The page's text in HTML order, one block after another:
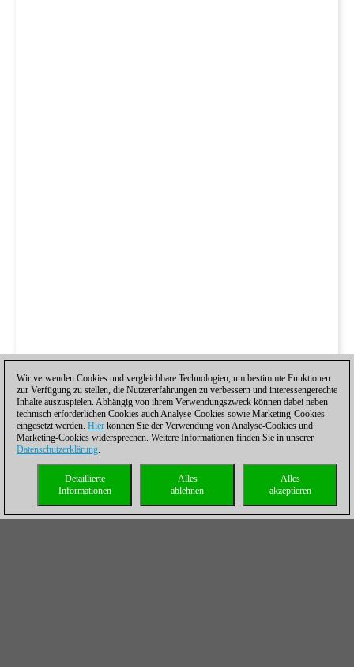
Wir verwenden Cookies und vergleichbare Technologien, um bestimmte Funktionen
zur Verfügung zu stellen, die Nutzererfahrungen zu verbessern und interessengerechte
Inhalte auszuspielen. Abhängig von ihrem Verwendungszweck können dabei neben
technisch erforderlichen Cookies auch Analyse-Cookies sowie Marketing-Cookies
eingesetzt werden. Hier können Sie der Verwendung von Analyse-Cookies und
Marketing-Cookies widersprechen. Weitere Informationen finden Sie in unserer
Datenschutzerklärung.
Alles
akzeptieren
Alles
ablehnen
Detaillierte
Informationen